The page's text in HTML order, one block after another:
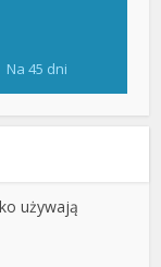
Na 45 dni
używają